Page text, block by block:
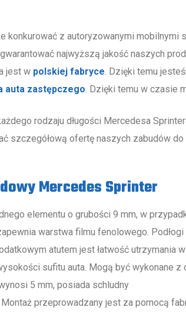
konkurować z autoryzowanymi
najwyższą jakość naszych
jest w polskiej fabryce. Dzięki temu
auta zastępczego. Dzięki temu w czasie
rodzaju długości Mercedesa
szczegółową ofertę naszych zabudów do
Mercedes Sprinter
elementu o grubości 9 mm, w
warstwa filmu fenolowego.
atutem jest łatwość utrzymania
sufitu auta. Mogą być wykonane
5 mm, posiada schludny
przeprowadzany jest za pomocą